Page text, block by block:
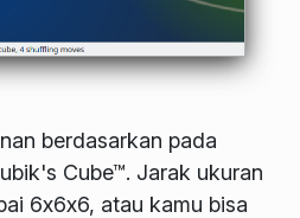
berdasarkan pada
Cube™. Jarak ukuran
6x6x6, atau kamu bisa